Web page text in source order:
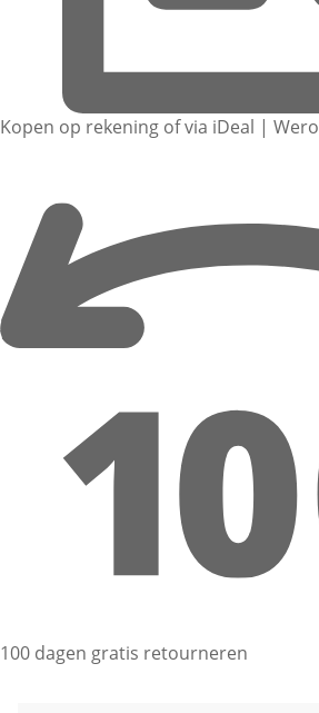
Kopen op rekening of via iDeal | Wero
100 dagen gratis retourneren